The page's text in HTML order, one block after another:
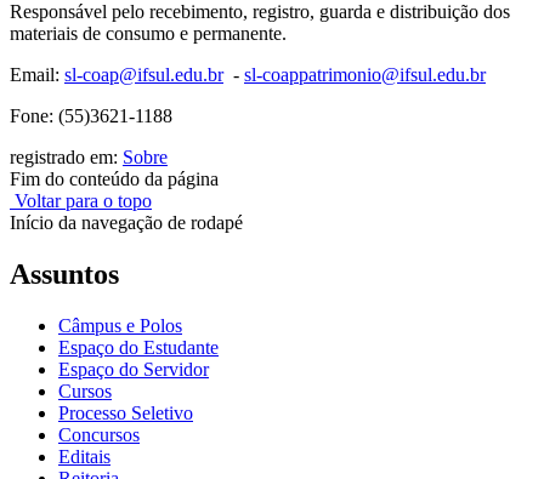
Responsável pelo recebimento, registro, guarda e distribuição dos
materiais de consumo e permanente.
Email: sl-coap@ifsul.edu.br- sl-coappatrimonio@ifsul.edu.br
Fone: (55)3621-1188
registrado em: Sobre
Fim do conteúdo da página
Voltar para o topo
Início da navegação de rodapé
Assuntos
Câmpus e Polos
Espaço do Estudante
Espaço do Servidor
Cursos
Processo Seletivo
Concursos
Editais